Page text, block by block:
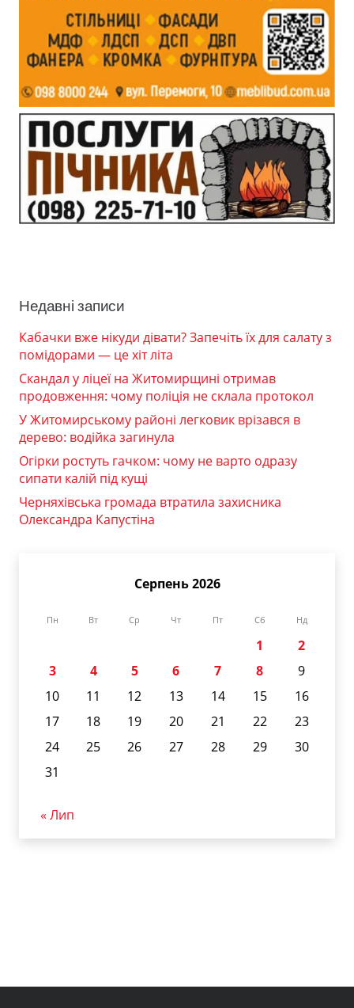
Недавні записи
Кабачки вже нікуди дівати? Запечіть їх для салату з
помідорами — це хіт літа
Скандал у ліцеї на Житомирщині отримав
продовження: чому поліція не склала протокол
У Житомирському районі легковик врізався в
дерево: водійка загинула
Огірки ростуть гачком: чому не варто одразу
сипати калій під кущі
Черняхівська громада втратила захисника
Олександра Капустіна
Серпень 2026
Пн Вт Ср Чт Пт Сб Нд
1
2
3
4 5 6 7 8
9
10
11 12 13 14 15
16
17
18 19 20 21 22
23
24
25 26 27 28 29
30
31
« Лип